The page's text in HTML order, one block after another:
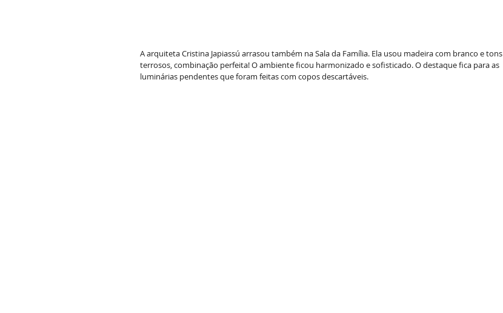
A arquiteta Cristina Japiassú arrasou também na Sala da Família. Ela usou madeira com branco e tons
terrosos, combinação perfeita! O ambiente ficou harmonizado e sofisticado. O destaque fica para as
luminárias pendentes que foram feitas com copos descartáveis.